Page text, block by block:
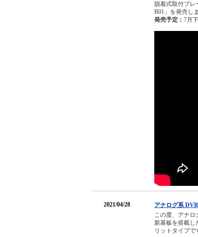
脱着式取付プ
B01」を発売しま
発売予定： 7月
2021/04/28
アナログ系
この度、アナロ
新基板を搭載し
リットタイプで